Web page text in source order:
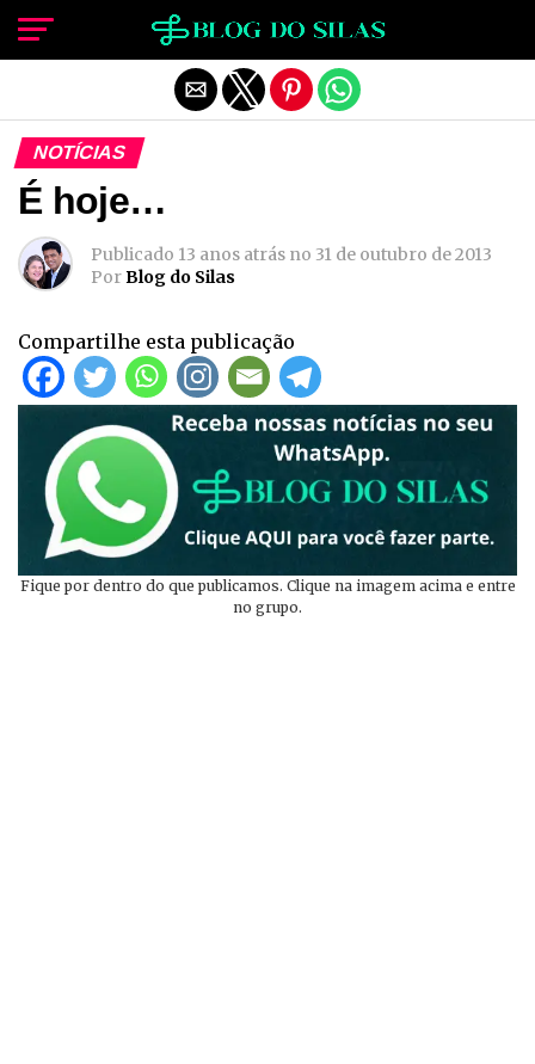
NOTÍCIAS
É hoje…
Publicado 13 anos atrás no 31 de outubro de 2013
PorBlog do Silas
Compartilhe esta publicação
Fique por dentro do que publicamos. Clique na imagem acima e entre
no grupo.
Sair da versão mobile